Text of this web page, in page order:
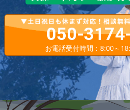
050-
お電話受付時間：8:00～